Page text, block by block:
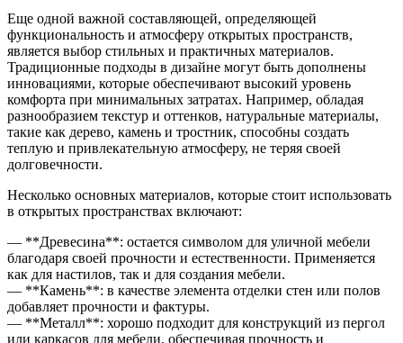
Еще одной важной составляющей, определяющей
функциональность и атмосферу открытых пространств,
является выбор стильных и практичных материалов.
Традиционные подходы в дизайне могут быть дополнены
инновациями, которые обеспечивают высокий уровень
комфорта при минимальных затратах. Например, обладая
разнообразием текстур и оттенков, натуральные материалы,
такие как дерево, камень и тростник, способны создать
теплую и привлекательную атмосферу, не теряя своей
долговечности.
Несколько основных материалов, которые стоит использовать
в открытых пространствах включают:
— **Древесина**: остается символом для уличной мебели
благодаря своей прочности и естественности. Применяется
как для настилов, так и для создания мебели.
— **Камень**: в качестве элемента отделки стен или полов
добавляет прочности и фактуры.
— **Металл**: хорошо подходит для конструкций из пергол
или каркасов для мебели, обеспечивая прочность и